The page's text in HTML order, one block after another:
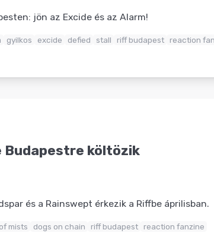
jön az Excide és az Alarm!
gyilkos excide defied stall riff budapest reaction
Budapestre költözik
és a Rainswept érkezik a Riffbe áprilisban.
mists dogs on chain riff budapest reaction fanzine